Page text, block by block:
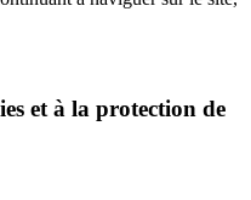
et à la protection de